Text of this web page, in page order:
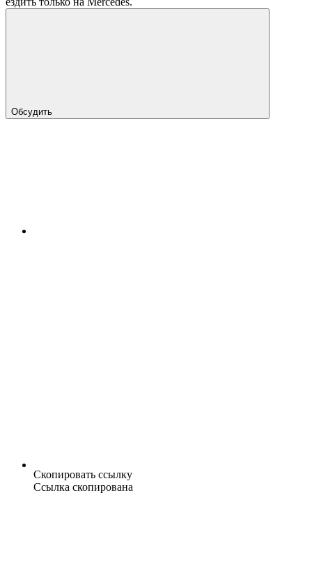
Обсудить
Скопировать ссылку
Ссылка скопирована